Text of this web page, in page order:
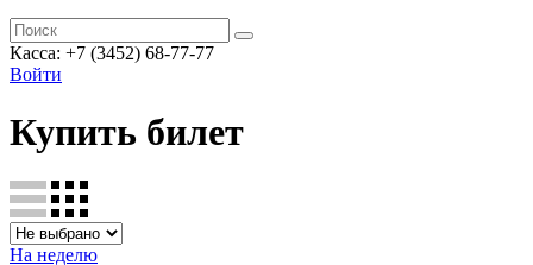
Касса: +7 (3452) 68-77-77
Войти
Купить билет
На неделю